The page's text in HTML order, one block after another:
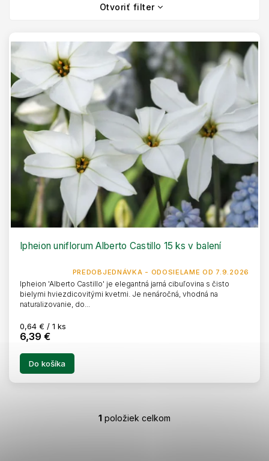
r
o
d
u
k
t
o
v
Otvoriť filter
s
p
o
d
u
k
o
v
Ipheion uniflorum Alberto Castillo 15 ks v balení
PREDOBJEDNÁVKA - ODOSIELAME OD 7.9.2026
6,39 €
Jednotková
cena:
0,64 € / 1 ks
Do košíka
Ipheion 'Alberto Castillo' je elegantná jarná cibuľovina s čisto
bielymi hviezdicovitými kvetmi. Je nenáročná, vhodná na
naturalizovanie, do...
O
1 položiek celkom